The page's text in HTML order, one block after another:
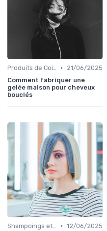
Produits de Coiffage •
21/06/2025
Comment fabriquer une
gelée maison pour cheveux
bouclés
Shampoings et Après-Shampoings • 12/06/2025